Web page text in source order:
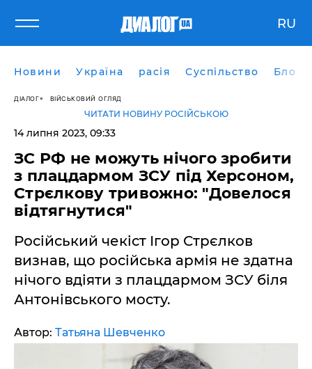
RU
Новини Україна расія Суспільство Блоги
ДІАЛОГ ВІЙСЬКОВИЙ ОГЛЯД
ЧИТАТИ НОВИНУ РОСІЙСЬКОЮ
14 липня 2023, 09:33
ЗС РФ не можуть нічого зробити
з плацдармом ЗСУ під Херсоном,
Стрєлкову тривожно: "Довелося
відтягнутися"
Російський чекіст Ігор Стрєлков
визнав, що російська армія не здатна
нічого вдіяти з плацдармом ЗСУ біля
Антонівського мосту.
Автор: Татьяна Шевченко